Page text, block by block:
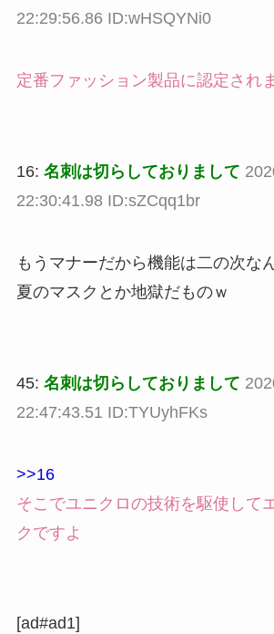
22:29:56.86 ID:wHSQYNi0
定番ファッション製品に認定され
16: 名刺は切らしておりまして
22:30:41.98 ID:sZCqq1br
もうマナーだから機能は二の次な
夏のマスクとか地獄だものｗ
45: 名刺は切らしておりまして
22:47:43.51 ID:TYUyhFKs
>>16
そこでユニクロの技術を駆使して
クですよ
[ad#ad1]